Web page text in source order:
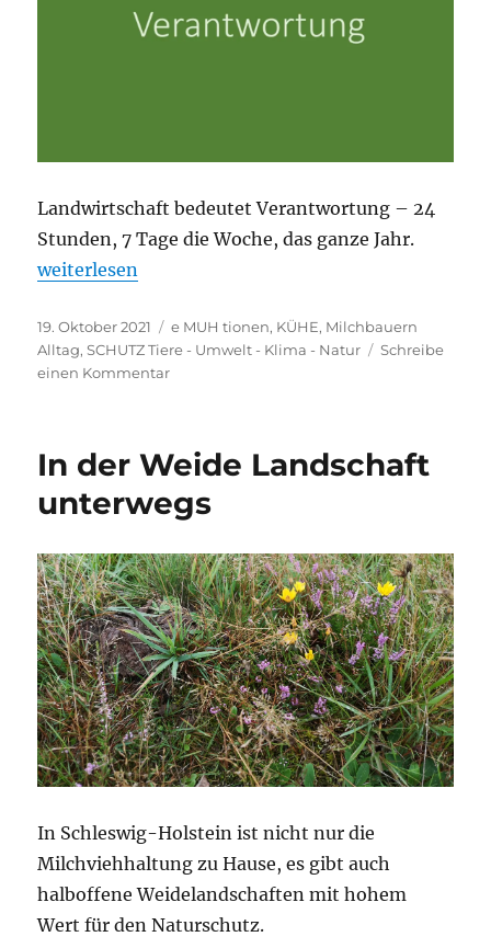
Landwirtschaft bedeutet Verantwortung – 24
Stunden, 7 Tage die Woche, das ganze Jahr.
„In der Verantwortung“
weiterlesen
Veröffentlicht
am
19. Oktober 2021 Kategorien
e MUH tionen, KÜHE, Milchbauern
Alltag,SCHUTZ Tiere - Umwelt - Klima - Natur
Schreibe
einen Kommentarzu
In der Weide Landschaft
unterwegs
In Schleswig-Holstein ist nicht nur die
Milchviehhaltung zu Hause, es gibt auch
halboffene Weidelandschaften mit hohem
Wert für den Naturschutz.